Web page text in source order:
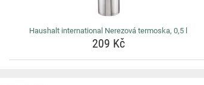
Haushalt international Nerezová termoska, 0,5 l
209 Kč